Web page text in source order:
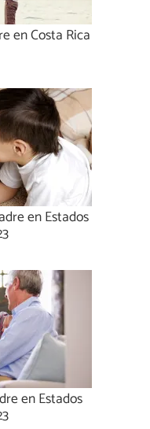
en Costa Rica
en Estados
en Estados